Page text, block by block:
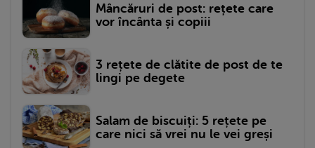
Mâncăruri de post: rețete care
vor încânta și copiii
3 rețete de clătite de post de te
lingi pe degete
Salam de biscuiți: 5 rețete pe
care nici să vrei nu le vei greși